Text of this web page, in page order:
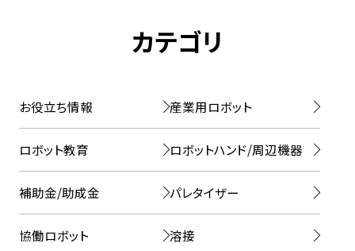
カテゴリ
お役立ち情報 産業用ロボット
ロボット教育 ロボットハンド/周辺機器
補助金/助成金 パレタイザー
協働ロボット 溶接